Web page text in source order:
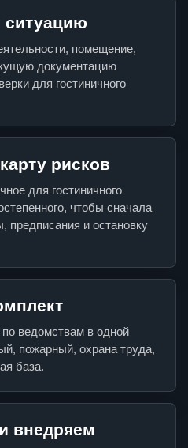
ситуацию
помещение,
документацию
для гостиничного
рисков
для гостиничного
чтобы сначала
предписания и остановку
ведомствам в одной
пожарный, охрана труда,
база.
внедряем